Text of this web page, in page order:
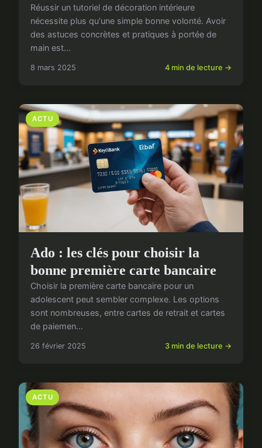
Réussir un tutoriel de décoration intérieure
nécessite plus qu'une simple bonne volonté. Avoir
des astuces concrètes et pratiques à portée de
main est...
8 mars 2025 4 min de lecture →
ACTU
Ado : les clés pour choisir la
bonne première carte bancaire
Choisir la première carte bancaire pour un
adolescent peut sembler complexe. Les options
sont nombreuses, entre cartes de retrait et cartes
de paiemen...
26 février 2025 3 min de lecture →
ACTU